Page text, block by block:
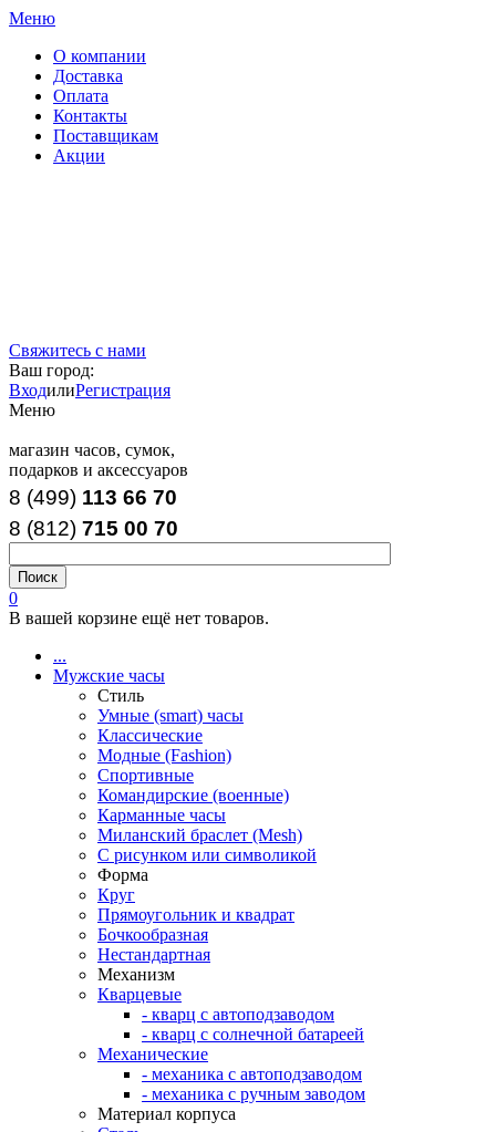
Меню
О компании
Доставка
Оплата
Контакты
Поставщикам
Акции
Свяжитесь с нами
Ваш город:
ВходилиРегистрация
Меню
магазин часов, сумок,
подарков и аксессуаров
8 (499) 113 66 70
8 (812) 715 00 70
0
В вашей корзине ещё нет товаров.
...
Мужские часы
Стиль
Умные (smart) часы
Классические
Модные (Fashion)
Спортивные
Командирские (военные)
Карманные часы
Миланский браслет (Mesh)
С рисунком или символикой
Форма
Круг
Прямоугольник и квадрат
Бочкообразная
Нестандартная
Механизм
Кварцевые
- кварц с автоподзаводом
- кварц с солнечной батареей
Механические
- механика с автоподзаводом
- механика с ручным заводом
Материал корпуса